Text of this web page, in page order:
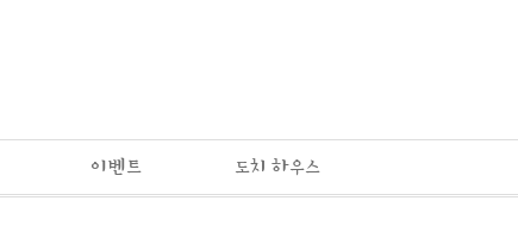
이벤트 도치 하우스